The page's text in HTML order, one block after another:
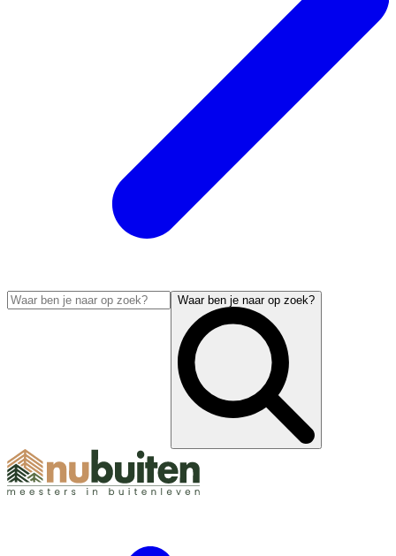
Waar ben je naar op zoek?